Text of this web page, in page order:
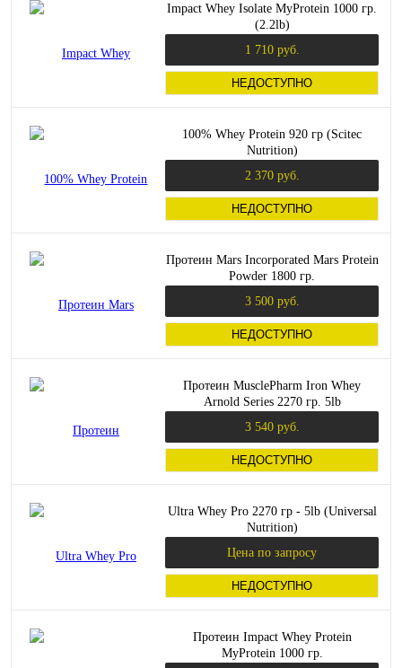
Impact Whey Isolate MyProtein 1000 гр.
(2.2lb)
1 710 руб.
НЕДОСТУПНО
100% Whey Protein 920 гр (Scitec
Nutrition)
2 370 руб.
НЕДОСТУПНО
Протеин Mars Incorporated Mars Protein
Powder 1800 гр.
3 500 руб.
НЕДОСТУПНО
Протеин MusclePharm Iron Whey
Arnold Series 2270 гр. 5lb
3 540 руб.
НЕДОСТУПНО
Ultra Whey Pro 2270 гр - 5lb (Universal
Nutrition)
Цена по запросу
НЕДОСТУПНО
Протеин Impact Whey Protein
MyProtein 1000 гр.